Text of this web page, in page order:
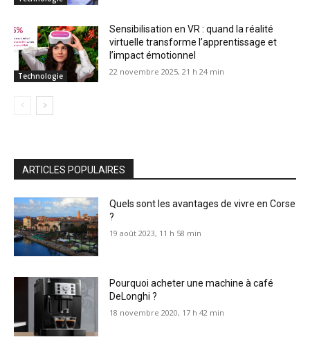
Technologie
Sensibilisation en VR : quand la réalité
virtuelle transforme l’apprentissage et
l’impact émotionnel
22 novembre 2025, 21 h 24 min
ARTICLES POPULAIRES
Quels sont les avantages de vivre en Corse
?
19 août 2023, 11 h 58 min
Pourquoi acheter une machine à café
DeLonghi ?
18 novembre 2020, 17 h 42 min